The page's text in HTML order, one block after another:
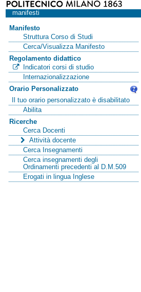
manifesti
Manifesto
Struttura Corso di Studi
Cerca/Visualizza Manifesto
Regolamento didattico
Indicatori corsi di studio
Internazionalizzazione
Orario Personalizzato
Il tuo orario personalizzato è disabilitato
Abilita
Ricerche
Cerca Docenti
Attività docente
Cerca Insegnamenti
Cerca insegnamenti degli
Ordinamenti precedenti al D.M.509
Erogati in lingua Inglese